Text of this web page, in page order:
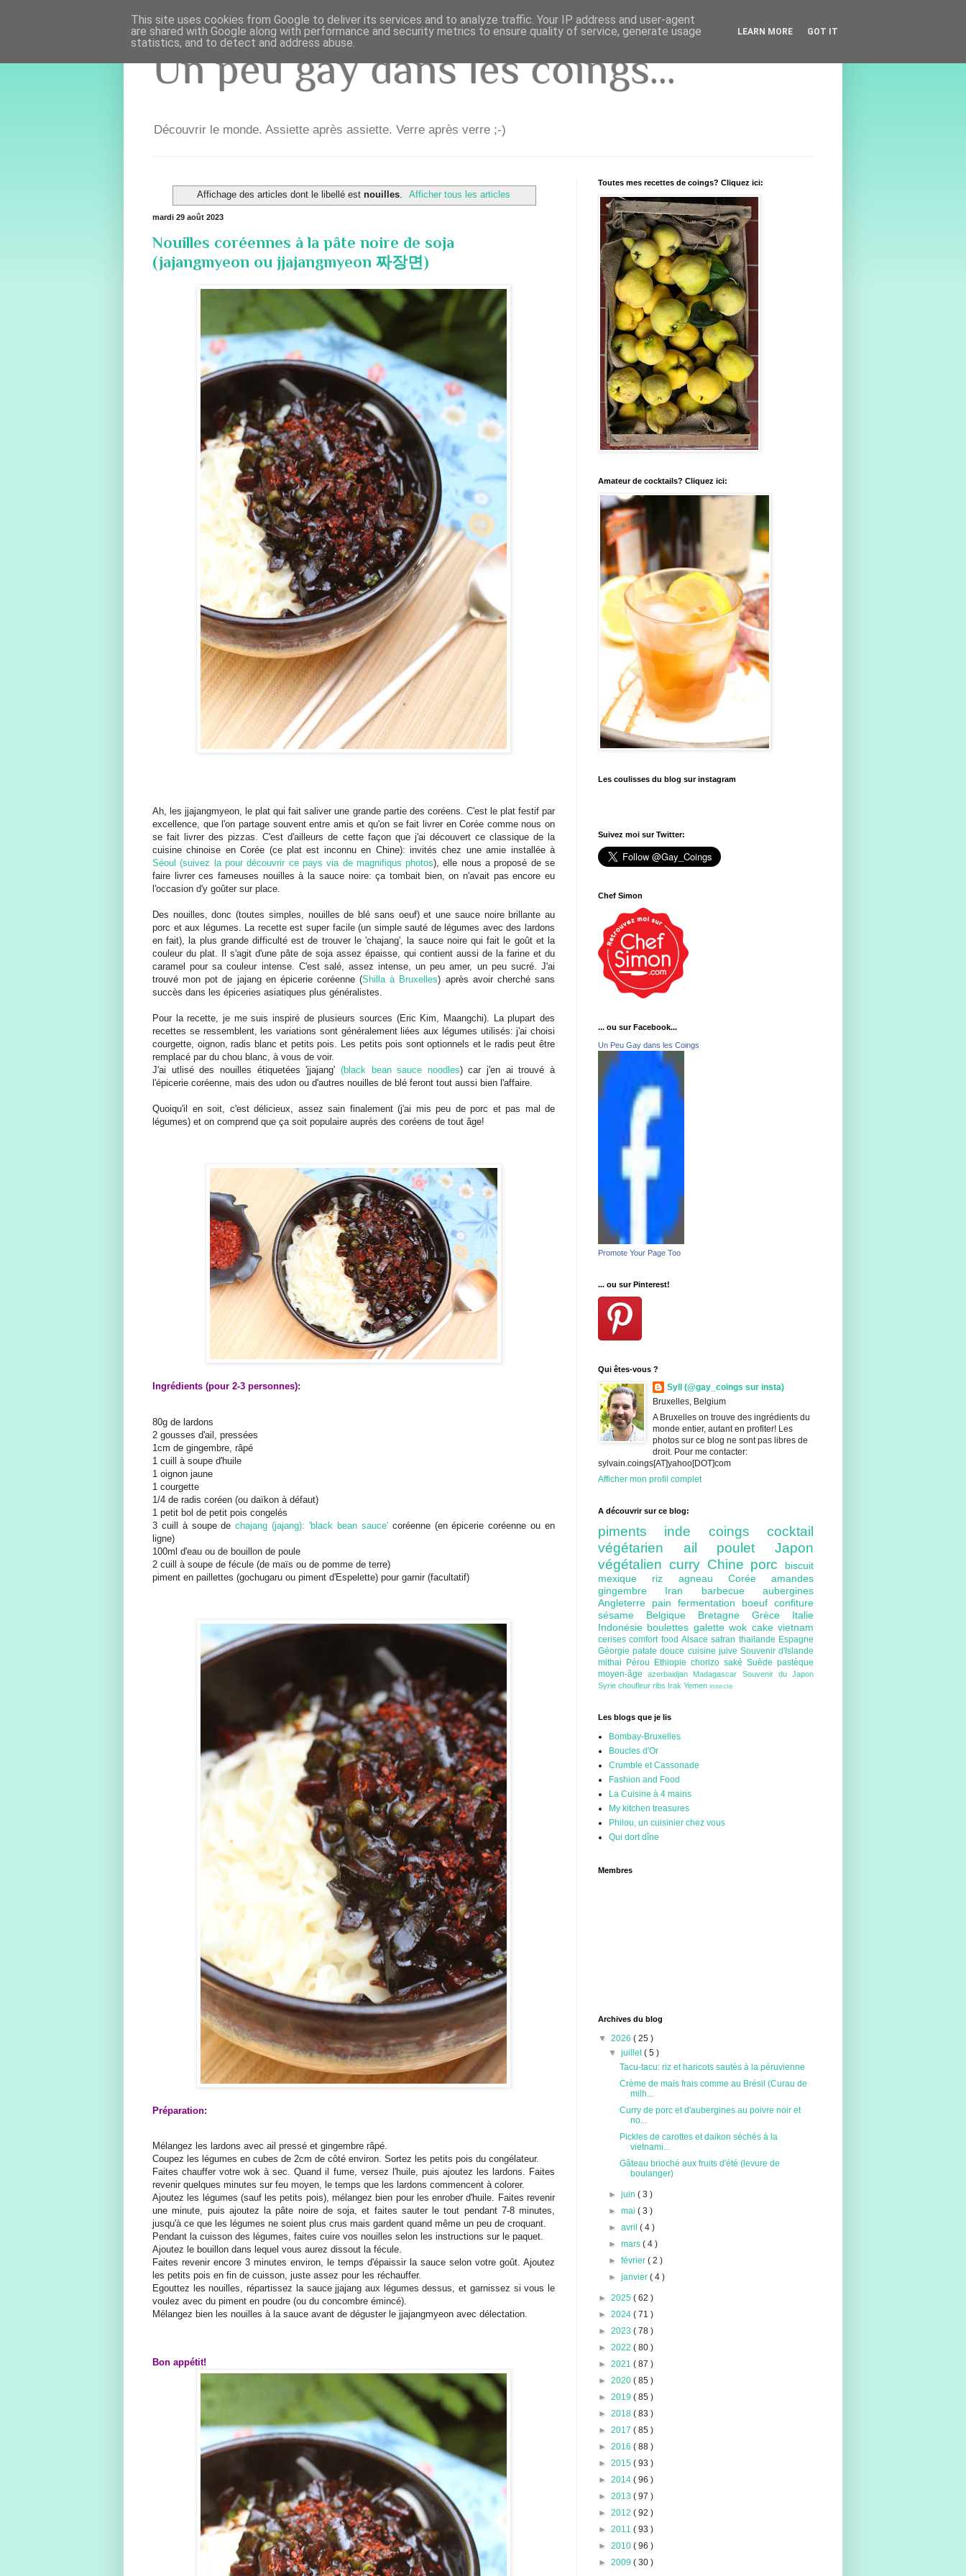
Un peu gay dans les coings...
Découvrir le monde. Assiette après assiette. Verre après verre ;-)
Affichage des articles dont le libellé est nouilles. Afficher tous les articles
mardi 29 août 2023
Nouilles coréennes à la pâte noire de soja
(jajangmyeon ou jjajangmyeon 짜장면)
Ah, les jjajangmyeon, le plat qui fait saliver une grande partie des coréens. C'est le plat festif par
excellence, que l'on partage souvent entre amis et qu'on se fait livrer en Corée comme nous on
se fait livrer des pizzas. C'est d'ailleurs de cette façon que j'ai découvert ce classique de la
cuisine chinoise en Corée (ce plat est inconnu en Chine): invités chez une amie installée à
Séoul (suivez la pour découvrir ce pays via de magnifiqus photos), elle nous a proposé de se
faire livrer ces fameuses nouilles à la sauce noire: ça tombait bien, on n'avait pas encore eu
l'occasion d'y goûter sur place.
Des nouilles, donc (toutes simples, nouilles de blé sans oeuf) et une sauce noire brillante au
porc et aux légumes. La recette est super facile (un simple sauté de légumes avec des lardons
en fait), la plus grande difficulté est de trouver le 'chajang', la sauce noire qui fait le goût et la
couleur du plat. Il s'agit d'une pâte de soja assez épaisse, qui contient aussi de la farine et du
caramel pour sa couleur intense. C'est salé, assez intense, un peu amer, un peu sucré. J'ai
trouvé mon pot de jajang en épicerie coréenne (Shilla à Bruxelles) après avoir cherché sans
succès dans les épiceries asiatiques plus généralistes.
Pour la recette, je me suis inspiré de plusieurs sources (Eric Kim, Maangchi). La plupart des
recettes se ressemblent, les variations sont généralement liées aux légumes utilisés: j'ai choisi
courgette, oignon, radis blanc et petits pois. Les petits pois sont optionnels et le radis peut être
remplacé par du chou blanc, à vous de voir.
J'ai utlisé des nouilles étiquetées 'jjajang' (black bean sauce noodles) car j'en ai trouvé à
l'épicerie coréenne, mais des udon ou d'autres nouilles de blé feront tout aussi bien l'affaire.
Quoiqu'il en soit, c'est délicieux, assez sain finalement (j'ai mis peu de porc et pas mal de
légumes) et on comprend que ça soit populaire auprès des coréens de tout âge!
Ingrédients (pour 2-3 personnes):
80g de lardons
2 gousses d'ail, pressées
1cm de gingembre, râpé
1 cuill à soupe d'huile
1 oignon jaune
1 courgette
1/4 de radis coréen (ou daïkon à défaut)
1 petit bol de petit pois congelés
3 cuill à soupe dechajang (jajang): 'black bean sauce'coréenne (en épicerie coréenne ou en
ligne)
100ml d'eau ou de bouillon de poule
2 cuill à soupe de fécule (de maïs ou de pomme de terre)
piment en paillettes (gochugaru ou piment d'Espelette) pour garnir (facultatif)
Préparation:
Mélangez les lardons avec ail pressé et gingembre râpé.
Coupez les légumes en cubes de 2cm de côté environ. Sortez les petits pois du congélateur.
Faites chauffer votre wok à sec. Quand il fume, versez l'huile, puis ajoutez les lardons. Faites
revenir quelques minutes sur feu moyen, le temps que les lardons commencent à colorer.
Ajoutez les légumes (sauf les petits pois), mélangez bien pour les enrober d'huile. Faites revenir
une minute, puis ajoutez la pâte noire de soja, et faites sauter le tout pendant 7-8 minutes,
jusqu'à ce que les légumes ne soient plus crus mais gardent quand même un peu de croquant.
Pendant la cuisson des légumes, faites cuire vos nouilles selon les instructions sur le paquet.
Ajoutez le bouillon dans lequel vous aurez dissout la fécule.
Faites revenir encore 3 minutes environ, le temps d'épaissir la sauce selon votre goût. Ajoutez
les petits pois en fin de cuisson, juste assez pour les réchauffer.
Egouttez les nouilles, répartissez la sauce jjajang aux légumes dessus, et garnissez si vous le
voulez avec du piment en poudre (ou du concombre émincé).
Mélangez bien les nouilles à la sauce avant de déguster le jjajangmyeon avec délectation.
Bon appétit!
Toutes mes recettes de coings? Cliquez ici:
Amateur de cocktails? Cliquez ici:
Les coulisses du blog sur instagram
Suivez moi sur Twitter:
Chef Simon
... ou sur Facebook...
Un Peu Gay dans les Coings
Promote Your Page Too
... ou sur Pinterest!
Qui êtes-vous ?
Syll (@gay_coings sur insta)
Bruxelles, Belgium
A Bruxelles on trouve des ingrédients du
monde entier, autant en profiter! Les
photos sur ce blog ne sont pas libres de
droit. Pour me contacter:
sylvain.coings[AT]yahoo[DOT]com
Afficher mon profil complet
A découvrir sur ce blog:
piments inde coingscocktail
végétarien ail pouletJapon
végétalien curry Chine porc
biscuit
mexique riz agneau Corée amandes
gingembre Iran barbecueaubergines
Angleterre pain fermentation boeuf confiture
sésame Belgique Bretagne Grèce Italie
Indonésie boulettes galettewok cakevietnam
cerisescomfort foodAlsacesafran thailande Espagne
Géorgiepatate douce cuisine juive Souvenir d'Islande
mithai
Pérou Ethiopie chorizo saké Suède pastèque
moyen-âgeazerbaidjan Madagascar Souvenir du Japon
Syrie choufleur ribs Irak Yemen insecte
Les blogs que je lis
Bombay-Bruxelles
Boucles d'Or
Crumble et Cassonade
Fashion and Food
La Cuisine à 4 mains
My kitchen treasures
Philou, un cuisinier chez vous
Qui dort dîne
Membres
Archives du blog
▼ 2026 ( 25 )
▼juillet( 5 )
Tacu-tacu: riz et haricots sautés à la péruvienne
Crème de maïs frais comme au Brésil (Curau de
milh...
Curry de porc et d'aubergines au poivre noir et
no...
Pickles de carottes et daikon séchés à la
vietnami...
Gâteau brioché aux fruits d'été (levure de
boulanger)
►juin( 3 )
►mai( 3 )
►avril( 4 )
►mars( 4 )
►février( 2 )
►janvier( 4 )
► 2025 ( 62 )
► 2024 ( 71 )
► 2023 ( 78 )
► 2022 ( 80 )
► 2021 ( 87 )
► 2020 ( 85 )
► 2019 ( 85 )
► 2018 ( 83 )
► 2017 ( 85 )
► 2016 ( 88 )
► 2015 ( 93 )
► 2014 ( 96 )
► 2013 ( 97 )
► 2012 ( 92 )
► 2011 ( 93 )
► 2010 ( 96 )
► 2009 ( 30 )
This site uses cookies from Google to deliver its services and to analyze traffic. Your IP address and user-agent
are shared with Google along with performance and security metrics to ensure quality of service, generate usage
statistics, and to detect and address abuse.
LEARN MORE GOT IT